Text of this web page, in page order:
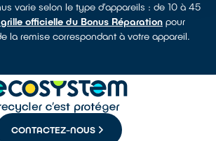
varie selon le type d’appareils : de 10 à 45
officielle du Bonus Réparation pour
la remise correspondant à votre appareil.
CONTACTEZ-NOUS